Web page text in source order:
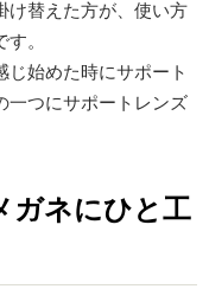
け替えた方が、使い方
。
始めた時にサポート
一つにサポートレンズ
ガネにひと工